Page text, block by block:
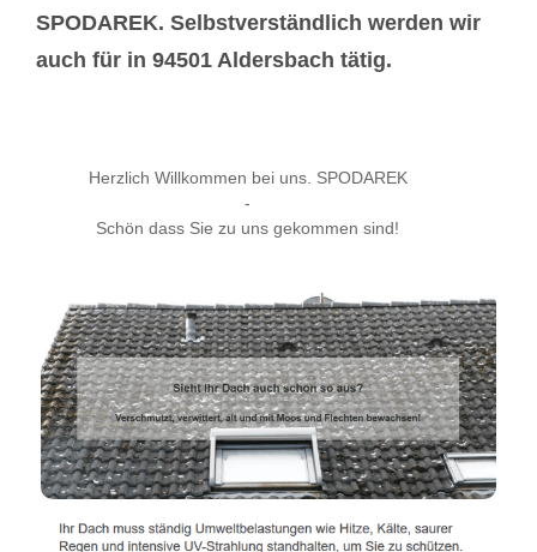
SPODAREK. Selbstverständlich werden wir
auch für in 94501 Aldersbach tätig.
Herzlich Willkommen bei uns. SPODAREK
-
Schön dass Sie zu uns gekommen sind!